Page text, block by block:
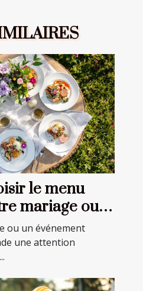
le menu
mariage ou
?
ou un événement
une attention